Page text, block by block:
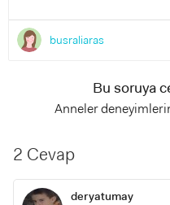
busraliaras
Bu soruya
Anneler
2 Cevap
deryatumay